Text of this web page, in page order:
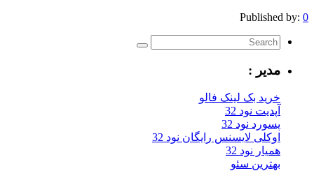
:
بک لینک فالو
نود 32
لایسنس رایگان نود 32
نود 32
سئو